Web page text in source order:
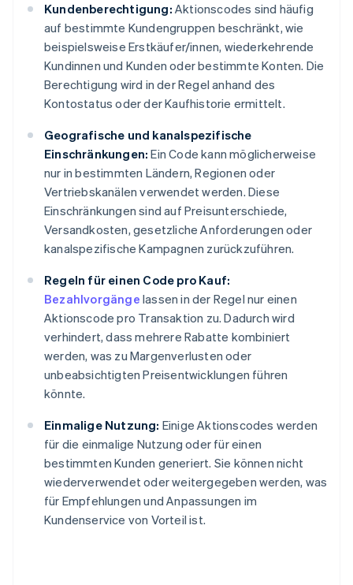
Kundenberechtigung: Aktionscodes sind häufig
auf bestimmte Kundengruppen beschränkt, wie
beispielsweise Erstkäufer/innen, wiederkehrende
Kundinnen und Kunden oder bestimmte Konten. Die
Berechtigung wird in der Regel anhand des
Kontostatus oder der Kaufhistorie ermittelt.
Geografische und kanalspezifische
Einschränkungen: Ein Code kann möglicherweise
nur in bestimmten Ländern, Regionen oder
Vertriebskanälen verwendet werden. Diese
Einschränkungen sind auf Preisunterschiede,
Versandkosten, gesetzliche Anforderungen oder
kanalspezifische Kampagnen zurückzuführen.
Regeln für einen Code pro Kauf:
Bezahlvorgänge lassen in der Regel nur einen
Aktionscode pro Transaktion zu. Dadurch wird
verhindert, dass mehrere Rabatte kombiniert
werden, was zu Margenverlusten oder
unbeabsichtigten Preisentwicklungen führen
könnte.
Einmalige Nutzung: Einige Aktionscodes werden
für die einmalige Nutzung oder für einen
bestimmten Kunden generiert. Sie können nicht
wiederverwendet oder weitergegeben werden, was
für Empfehlungen und Anpassungen im
Kundenservice von Vorteil ist.